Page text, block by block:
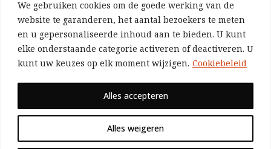
We gebruiken cookies om de goede werking van de
website te garanderen, het aantal bezoekers te meten
en u gepersonaliseerde inhoud aan te bieden. U kunt
elke onderstaande categorie activeren of deactiveren. U
kunt uw keuzes op elk moment wijzigen. Cookiebeleid
Alles weigeren
Alles accepteren
Aangezien we volledig zelf gefinancierd zijn
(zonder subsidies, zonder commerciële
advertenties en zonder rijke sponsors), zijn we
voor de publicatie van ons tijdschrift uitsluitend
afhankelijk van de financiële steun van onze
Bij voorbaat dank voor uw solidariteit.